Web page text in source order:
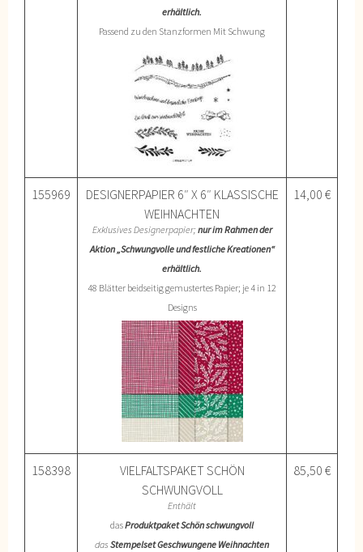
erhältlich.
Passend zu den Stanzformen Mit Schwung
155969
DESIGNERPAPIER 6″ X 6″ KLASSISCHE
WEIHNACHTEN
Exklusives Designerpapier; nur im Rahmen der
Aktion „Schwungvolle und festliche Kreationen“
erhältlich.
48 Blätter beidseitig gemustertes Papier; je 4 in 12
Designs
14,00 €
158398
VIELFALTSPAKET SCHÖN
SCHWUNGVOLL
Enthält
dasProduktpaket Schön schwungvoll
dasStempelset Geschwungene Weihnachten
85,50 €